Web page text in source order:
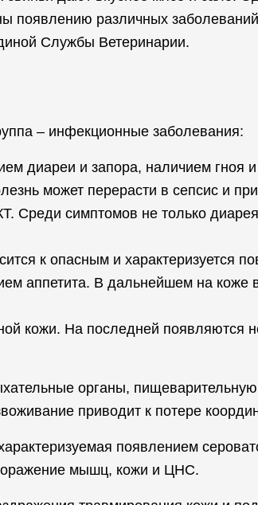
появлению различных
Службы Ветеринарии.
– инфекционные заболевания:
диареи и запора, наличием гноя
может перерасти в сепсис и
Среди симптомов не только
к опасным и характеризуется
аппетита. В дальнейшем на коже
кожи. На последней появляются
органы,
приводит к потере
появлением
мышц, кожи и ЦНС.